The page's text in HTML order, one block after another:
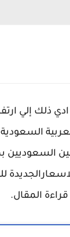
ذلك إلي
السعوديين